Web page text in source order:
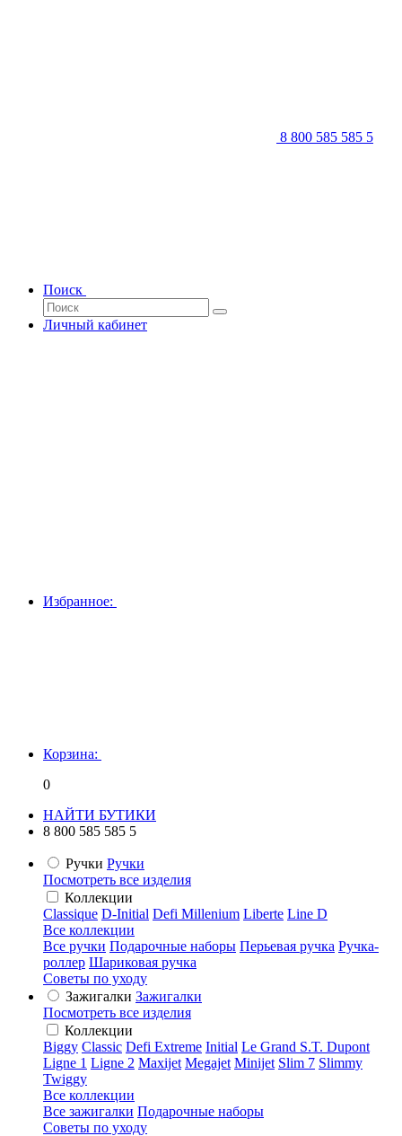
8 800 585 585 5
Поиск
Личный кабинет
Избранное:
Корзина:
0
НАЙТИ БУТИКИ
8 800 585 585 5
Ручки Ручки
Посмотреть все изделия
Коллекции
Classique D-Initial Defi Millenium Liberte Line D
Все коллекции
Все ручки Подарочные наборы Перьевая ручка Ручка-
роллер Шариковая ручка
Советы по уходу
Зажигалки Зажигалки
Посмотреть все изделия
Коллекции
Biggy Classic Defi Extreme Initial Le Grand S.T. Dupont
Ligne 1 Ligne 2 Maxijet Megajet Minijet Slim 7 Slimmy
Twiggy
Все коллекции
Все зажигалки Подарочные наборы
Советы по уходу